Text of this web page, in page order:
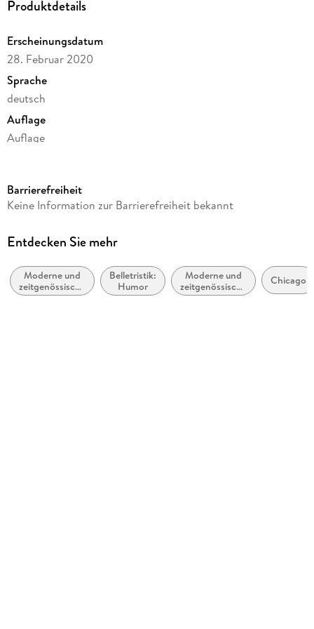
Produktdetails
Erscheinungsdatum
28. Februar 2020
Sprache
deutsch
Auflage
Auflage
Dateigröße
Laufzeit
Reihe
Saving Chicago, 2
Barrierefreiheit
Keine Information zur Barrierefreiheit bekannt
Entdecken Sie mehr
Moderne und
zeitgenössische
Liebesromane
Belletristik:
Humor
Moderne und
zeitgenössische
Belletristik:
Chicago